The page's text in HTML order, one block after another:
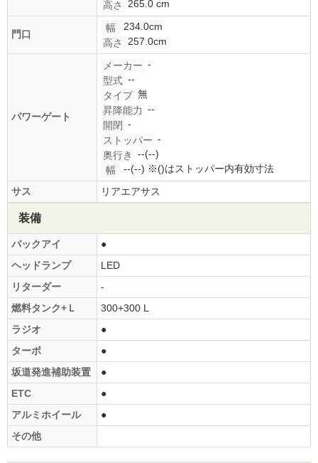
高さ
265.0 cm
門口
幅
234.0cm
高さ
257.0cm
パワーゲート
メーカー -
型式 --
タイプ 無
昇降能力 --
開閉 -
ストッパー -
奥行き
--(--)
幅
--(--) ※()はストッパー内有効寸法
サス
リアエアサス
装備
バックアイ
●
ヘッドランプ
LED
リターダー
-
燃料タンク+Ｌ
300+300 L
ラジオ
●
ターボ
●
坂道発進補助装置
●
ETC
●
アルミホイール
●
その他